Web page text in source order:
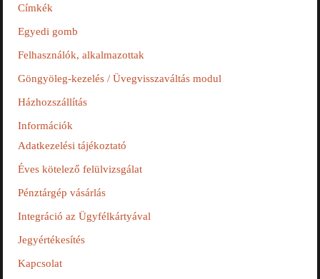
Címkék
Egyedi gomb
Felhasználók, alkalmazottak
Göngyöleg-kezelés / Üvegvisszaváltás modul
Házhozszállítás
Információk
Adatkezelési tájékoztató
Éves kötelező felülvizsgálat
Pénztárgép vásárlás
Integráció az Ügyfélkártyával
Jegyértékesítés
Kapcsolat